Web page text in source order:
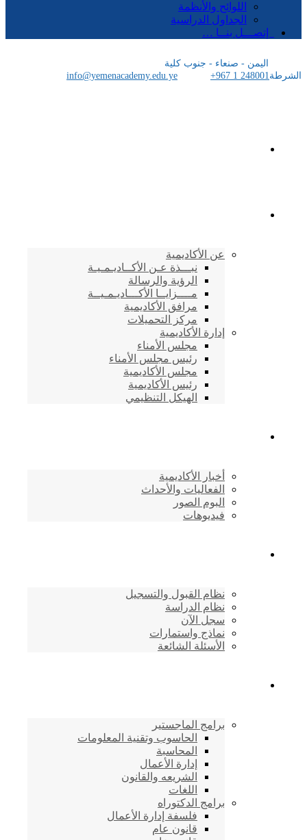
اللوائح والأنظمة
الجداول الدراسية
إتصـــل بنــا …
اليمن - صنعاء - جنوب كلية
الشرطة
info@yemenacademy.edu.ye +967 1 248001
عن الأكاديمية
نبـــذة عـن الأكــاديـمـيـة
الرؤية والرسالة
مــــزايــا الأكـــاديـمـيــة
مرافق الأكاديمية
مركز التحميلات
إدارة الأكاديمية
مجلس الأمناء
رئيس مجلس الأمناء
مجلس الأكاديمية
رئيس الأكاديمية
الهيكل التنظيمي
أخبار الأكاديمية
الفعاليات والأحداث
البوم الصور
فيديوهات
نظام القبول والتسجيل
نظام الدراسة
سجل الآن
نماذج واستمارات
الأسئلة الشائعة
برامج الماجستير
الحاسوب وتقنية المعلومات
المحاسبة
إدارة الأعمال
الشريعه والقانون
اللغات
برامج الدكتوراه
فلسفة إدارة الأعمال
قانون عام